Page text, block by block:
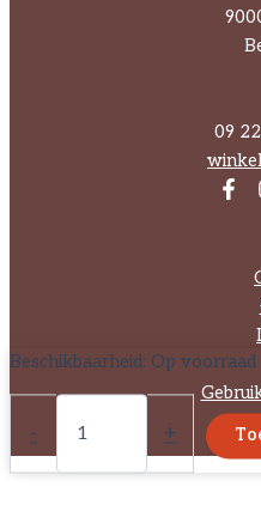
09
Beschikbaarheid: Op voorraad
-
Zoekkaart:
Wie
ben
ik?
+